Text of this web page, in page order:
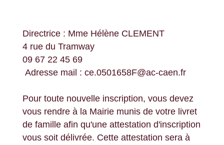
Directrice : Mme Hélène CLEMENT
4 rue du Tramway
09 67 22 45 69
Adresse mail : ce.0501658F@ac-caen.fr
Pour toute nouvelle inscription, vous devez
vous rendre à la Mairie munis de votre livret
de famille afin qu'une attestation d'inscription
vous soit délivrée. Cette attestation sera à